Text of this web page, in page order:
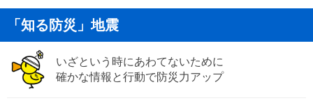
「知る防災」地震
いざという時にあわてないために
確かな情報と行動で防災力アップ